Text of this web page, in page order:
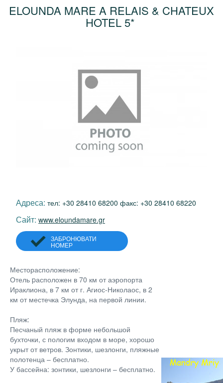
ELOUNDA MARE A RELAIS & CHATEUX
HOTEL 5*
Адреса: тел: +30 28410 68200 факс: +30 28410 68220
Сайт: www.eloundamare.gr
ЗАБРОНЮВАТИ
НОМЕР
Месторасположение:
Отель pасположен в 70 км от аэропорта
Ираклиона, в 7 км от г. Агиос-Николаос, в 2
км от местечка Элунда, на первой линии.
Пляж:
Песчаный пляж в форме небольшой
бухточки, с пологим входом в море, хорошо
укрыт от ветров. Зонтики, шезлонги, пляжные
полотенца – бесплатно.
У бассейна: зонтики, шезлонги – бесплатно.